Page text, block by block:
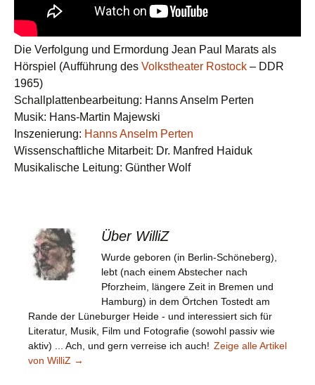
Die Verfolgung und Ermordung Jean Paul Marats als
Hörspiel (Aufführung des Volkstheater Rostock – DDR
1965)
Schallplattenbearbeitung: Hanns Anselm Perten
Musik: Hans-Martin Majewski
Inszenierung: Hanns Anselm Perten
Wissenschaftliche Mitarbeit: Dr. Manfred Haiduk
Musikalische Leitung: Günther Wolf
Über WilliZ
Wurde geboren (in Berlin-Schöneberg),
lebt (nach einem Abstecher nach
Pforzheim, längere Zeit in Bremen und
Hamburg) in dem Örtchen Tostedt am
Rande der Lüneburger Heide - und interessiert sich für
Literatur, Musik, Film und Fotografie (sowohl passiv wie
aktiv) ... Ach, und gern verreise ich auch! Zeige alle Artikel
von WilliZ →